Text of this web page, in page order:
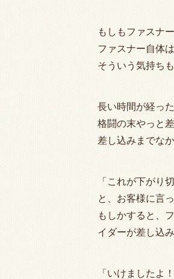
もしもファスナ
ファスナー自体
そういう気持ち
長い時間が経っ
格闘の末やっと
差し込みまでな
「これが下がり
と、お客様に言
もしかすると、
イダーが差し込
「いけましたよ！